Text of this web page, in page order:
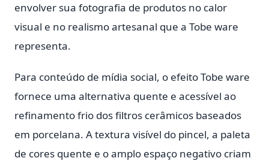
envolver sua fotografia de produtos no calor
visual e no realismo artesanal que a Tobe ware
representa.
Para conteúdo de mídia social, o efeito Tobe ware
fornece uma alternativa quente e acessível ao
refinamento frio dos filtros cerâmicos baseados
em porcelana. A textura visível do pincel, a paleta
de cores quente e o amplo espaço negativo criam